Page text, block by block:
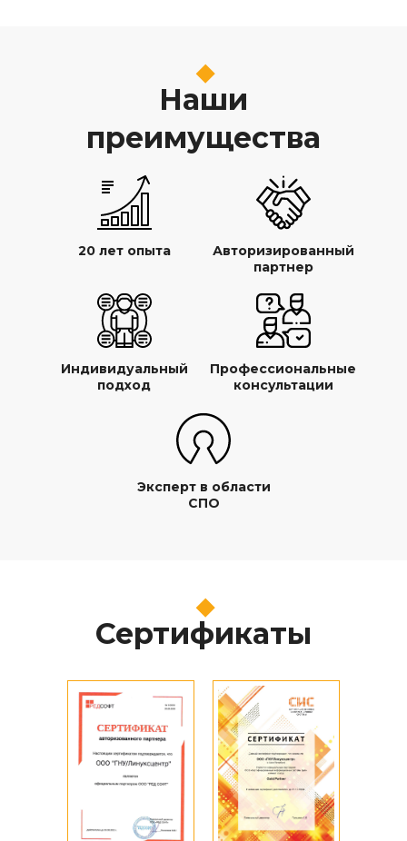
Наши
преимущества
20 лет опыта
Авторизированный
партнер
Индивидуальный
подход
Профессиональные
консультации
Эксперт в области
СПО
Сертификаты